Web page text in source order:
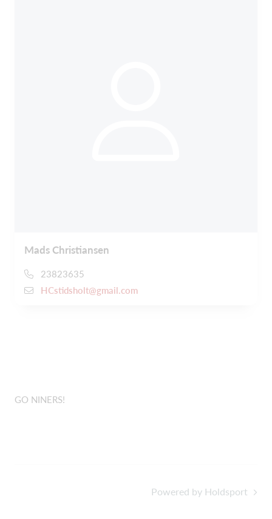
Mads Christiansen
23823635
HCstidsholt@gmail.com
GO NINERS!
Powered by Holdsport